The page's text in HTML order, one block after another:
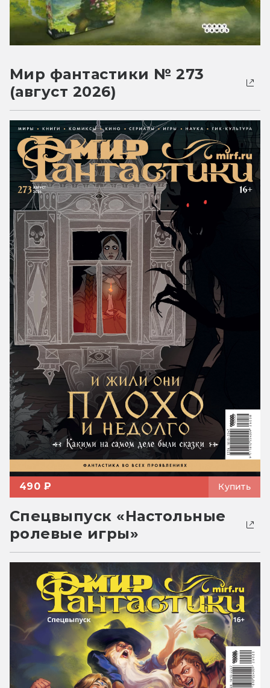
Мир фантастики № 273
(август 2026)
490 ₽ Купить
Спецвыпуск «Настольные
ролевые игры»